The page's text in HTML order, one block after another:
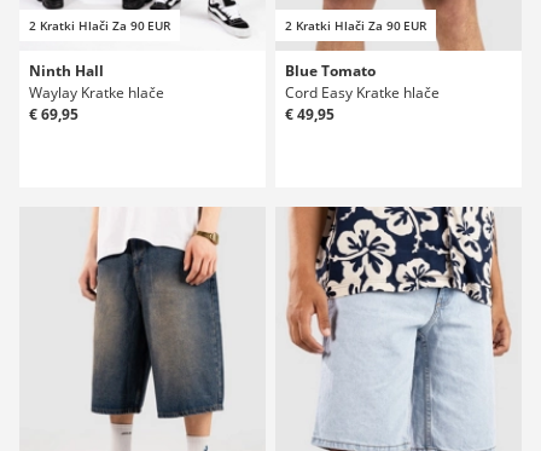
2 Kratki Hlači Za 90 EUR
Ninth Hall
Waylay Kratke hlače
€ 69,95
2 Kratki Hlači Za 90 EUR
Blue Tomato
Cord Easy Kratke hlače
€ 49,95